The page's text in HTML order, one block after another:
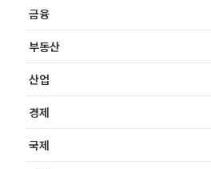
금융
부동산
산업
경제
국제